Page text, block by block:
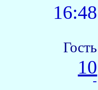
16:48
Гость
10
-